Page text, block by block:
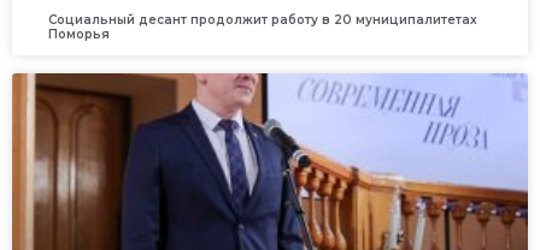
Социальный десант продолжит работу в 20 муниципалитетах
Поморья